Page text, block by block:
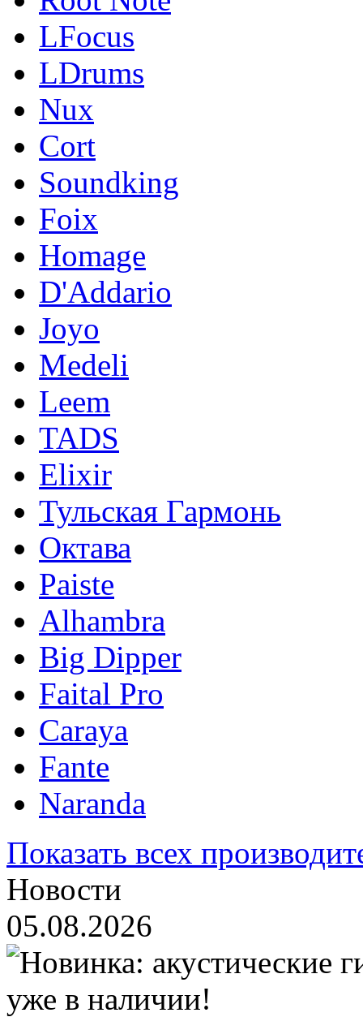
LFocus
LDrums
Nux
Cort
Soundking
Foix
Homage
D'Addario
Joyo
Medeli
Leem
TADS
Elixir
Тульская Гармонь
Октава
Paiste
Alhambra
Big Dipper
Faital Pro
Caraya
Fante
Naranda
Показать всех
Новости
05.08.2026